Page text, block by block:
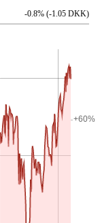
-0.8% (-1.05 DKK)